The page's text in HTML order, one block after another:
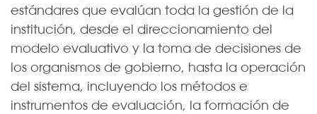
estándares que evalúan toda la gestión de la
institución, desde el direccionamiento del
modelo evaluativo y la toma de decisiones de
los organismos de gobierno, hasta la operación
del sistema, incluyendo los métodos e
instrumentos de evaluación, la formación de